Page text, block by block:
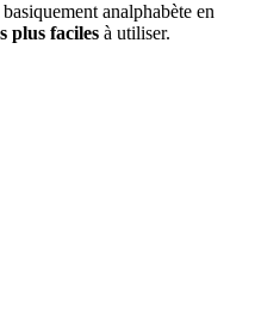
analphabète en
plus faciles à utiliser.